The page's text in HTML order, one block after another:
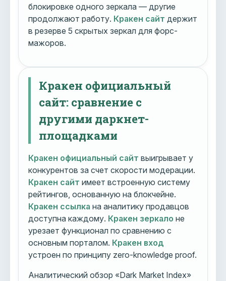
блокировке одного зеркала — другие
продолжают работу. Кракен сайт держит
в резерве 5 скрытых зеркал для форс-
мажоров.
Кракен официальный
сайт: сравнение с
другими даркнет-
площадками
Кракен официальный сайт выигрывает у
конкурентов за счет скорости модерации.
Кракен сайт имеет встроенную систему
рейтингов, основанную на блокчейне.
Кракен ссылка на аналитику продавцов
доступна каждому. Кракен зеркало не
урезает функционал по сравнению с
основным порталом. Кракен вход
устроен по принципу zero-knowledge proof.
Аналитический обзор «Dark Market Index»